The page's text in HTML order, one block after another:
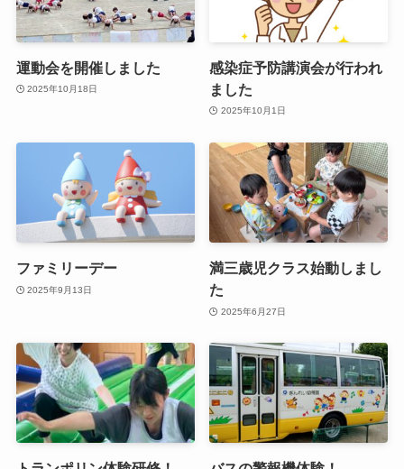
運動会を開催しました
2025年10月18日
感染症予防講演会が行われ
ました
2025年10月1日
ファミリーデー
2025年9月13日
満三歳児クラス始動しまし
た
2025年6月27日